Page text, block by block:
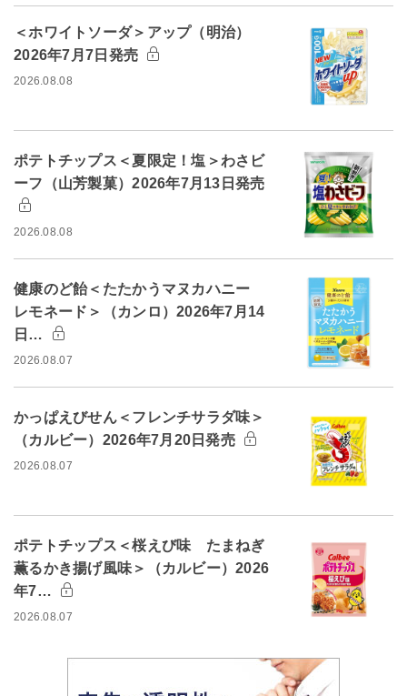
＜ホワイトソーダ＞アップ（明治）
2026年7月7日発売
2026.08.08
ポテトチップス＜夏限定！塩＞わさビ
ーフ（山芳製菓）2026年7月13日発売
2026.08.08
健康のど飴＜たたかうマヌカハニー
レモネード＞（カンロ）2026年7月14
日…
2026.08.07
かっぱえびせん＜フレンチサラダ味＞
（カルビー）2026年7月20日発売
2026.08.07
ポテトチップス＜桜えび味 たまねぎ
薫るかき揚げ風味＞（カルビー）2026
年7…
2026.08.07